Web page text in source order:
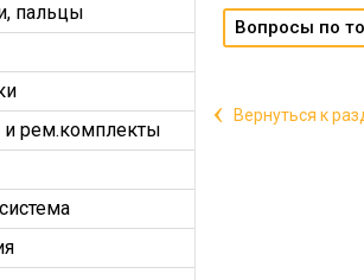
пальцы
и рем.комплекты
Вопросы по
‹ Вернуться к